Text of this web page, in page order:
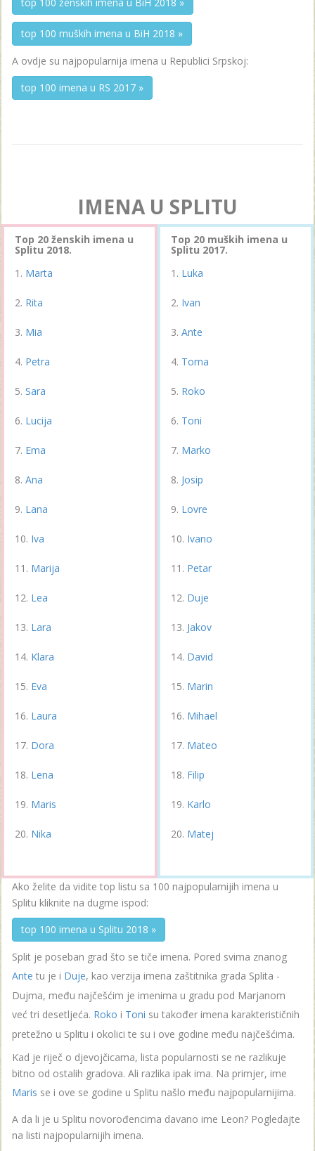
top 100 ženskih imena u BiH 2018 »
top 100 muških imena u BiH 2018 »
A ovdje su najpopularnija imena u Republici Srpskoj:
top 100 imena u RS 2017 »
IMENA U SPLITU
Top 20 ženskih imena u
Splitu 2018.
Marta
Rita
Mia
Petra
Sara
Lucija
Ema
Ana
Lana
Iva
Marija
Lea
Lara
Klara
Eva
Laura
Dora
Lena
Maris
Nika
Top 20 muških imena u
Splitu 2017.
Luka
Ivan
Ante
Toma
Roko
Toni
Marko
Josip
Lovre
Ivano
Petar
Duje
Jakov
David
Marin
Mihael
Mateo
Filip
Karlo
Matej
Ako želite da vidite top listu sa 100 najpopularnijih imena u
Splitu kliknite na dugme ispod:
top 100 imena u Splitu 2018 »
Split je poseban grad što se tiče imena. Pored svima znanog
Ante tu je i Duje, kao verzija imena zaštitnika grada Splita -
Dujma, među najčešćim je imenima u gradu pod Marjanom
već tri desetljeća. Roko i Toni su također imena karakterističnih
pretežno u Splitu i okolici te su i ove godine među najčešćima.
Kad je riječ o djevojčicama, lista popularnosti se ne razlikuje
bitno od ostalih gradova. Ali razlika ipak ima. Na primjer, ime
Maris se i ove se godine u Splitu našlo među najpopularnijima.
A da li je u Splitu novorođencima davano ime Leon? Pogledajte
na listi najpopularnijih imena.